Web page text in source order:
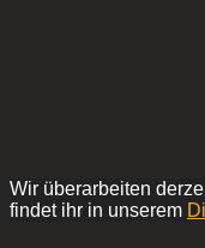
Wir überarbeiten
findet ihr in unserem